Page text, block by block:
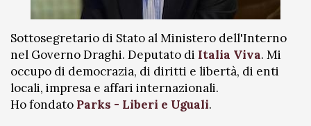
Sottosegretario di Stato al Ministero dell'Interno
nel Governo Draghi. Deputato di Italia Viva. Mi
occupo di democrazia, di diritti e libertà, di enti
locali, impresa e affari internazionali.
Ho fondato Parks - Liberi e Uguali.